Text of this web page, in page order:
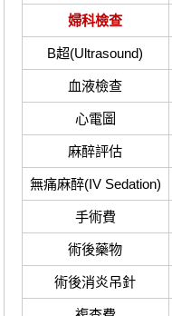
婦科檢查
B超(Ultrasound)
血液檢查
心電圖
麻醉評估
無痛麻醉(IV Sedation)
手術費
術後藥物
術後消炎吊針